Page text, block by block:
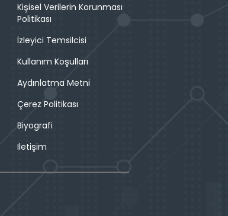
Kişisel Verilerin Korunması
Politikası
İzleyici Temsilcisi
Kullanım Koşulları
Aydınlatma Metni
Çerez Politikası
Biyografi
İletişim